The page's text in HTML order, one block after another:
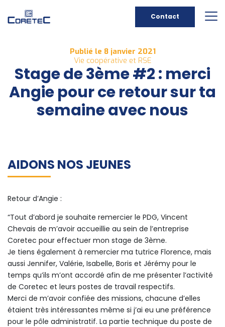
Contact
Publié le 8 janvier 2021
Vie coopérative et RSE
Stage de 3ème #2 : merci
Angie pour ce retour sur ta
semaine avec nous
AIDONS NOS JEUNES
Retour d’Angie :
“Tout d’abord je souhaite remercier le PDG, Vincent
Chevais de m’avoir accueillie au sein de l’entreprise
Coretec pour effectuer mon stage de 3ème.
Je tiens également à remercier ma tutrice Florence, mais
aussi Jennifer, Valérie, Isabelle, Boris et Jérémy pour le
temps qu’ils m’ont accordé afin de me présenter l’activité
de Coretec et leurs postes de travail respectifs.
Merci de m’avoir confiée des missions, chacune d’elles
étaient très intéressantes même si j’ai eu une préférence
pour le pôle administratif. La partie technique du poste de